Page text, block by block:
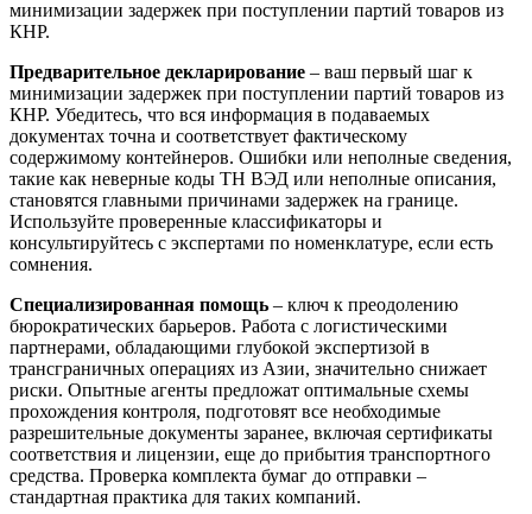
минимизации задержек при поступлении партий товаров из
КНР.
Предварительное декларирование – ваш первый шаг к
минимизации задержек при поступлении партий товаров из
КНР. Убедитесь, что вся информация в подаваемых
документах точна и соответствует фактическому
содержимому контейнеров. Ошибки или неполные сведения,
такие как неверные коды ТН ВЭД или неполные описания,
становятся главными причинами задержек на границе.
Используйте проверенные классификаторы и
консультируйтесь с экспертами по номенклатуре, если есть
сомнения.
Специализированная помощь – ключ к преодолению
бюрократических барьеров. Работа с логистическими
партнерами, обладающими глубокой экспертизой в
трансграничных операциях из Азии, значительно снижает
риски. Опытные агенты предложат оптимальные схемы
прохождения контроля, подготовят все необходимые
разрешительные документы заранее, включая сертификаты
соответствия и лицензии, еще до прибытия транспортного
средства. Проверка комплекта бумаг до отправки –
стандартная практика для таких компаний.